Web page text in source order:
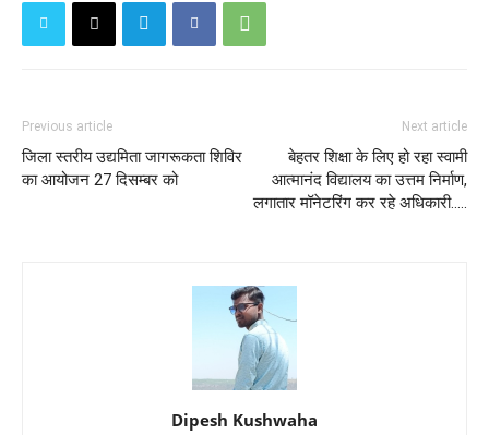
Previous article
जिला स्तरीय उद्यमिता जागरूकता शिविर
का आयोजन 27 दिसम्बर को
Next article
बेहतर शिक्षा के लिए हो रहा स्वामी
आत्मानंद विद्यालय का उत्तम निर्माण,
लगातार मॉनेटरिंग कर रहे अधिकारी.....
Dipesh Kushwaha